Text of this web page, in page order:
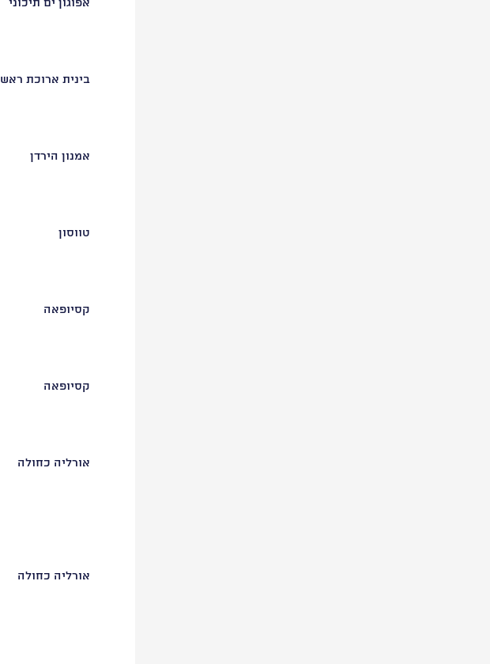
אפוגון ים תיכוני
בינית ארוכת ראש
אמנון הירדן
טווסון
קסיופאה
קסיופאה
אורליה כחולה
אורליה כחולה